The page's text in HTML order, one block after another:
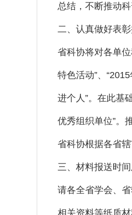
总结，不断推动科
二、认真做好表
省科协将对各单
特色活动”、
进个人”。在此基
优秀组织单位”。
省科协根据各省
三、材料报送时
请各全省学会、
相关资料等纸质